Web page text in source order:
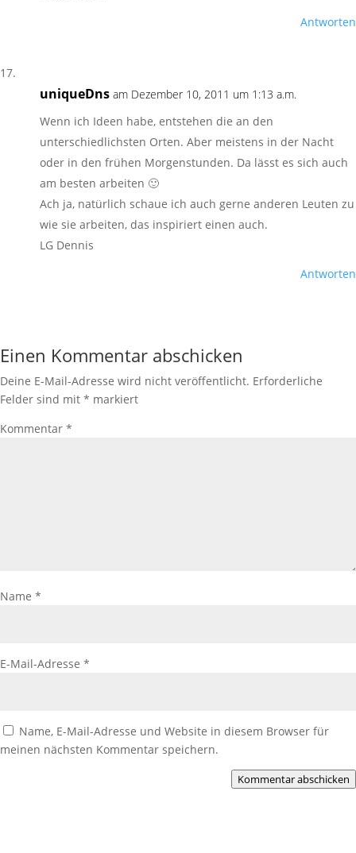
Antworten
uniqueDns am Dezember 10, 2011 um 1:13 a.m.
Wenn ich Ideen habe, entstehen die an den
unterschiedlichsten Orten. Aber meistens in der Nacht
oder in den frühen Morgenstunden. Da lässt es sich auch
am besten arbeiten 🙂
Ach ja, natürlich schaue ich auch gerne anderen Leuten zu
wie sie arbeiten, das inspiriert einen auch.
LG Dennis
Antworten
Einen Kommentar abschicken
Deine E-Mail-Adresse wird nicht veröffentlicht. Erforderliche
Felder sind mit * markiert
Kommentar *
Name *
E-Mail-Adresse *
Name, E-Mail-Adresse und Website in diesem Browser für
meinen nächsten Kommentar speichern.
Kommentar abschicken